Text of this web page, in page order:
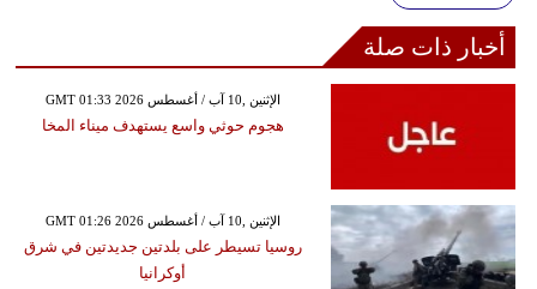
أخبار ذات صلة
GMT 01:33 2026 الإثنين ,10 آب / أغسطس
هجوم حوثي واسع يستهدف ميناء المخا
GMT 01:26 2026 الإثنين ,10 آب / أغسطس
روسيا تسيطر على بلدتين جديدتين في شرق
أوكرانيا